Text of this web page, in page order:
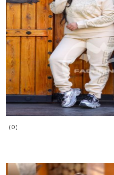
(0)